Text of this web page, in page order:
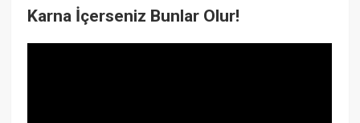
Karna İçerseniz Bunlar Olur!